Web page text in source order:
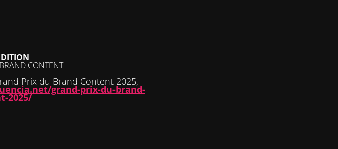
CONTENT
Prix du Brand Content 2025,
grand-prix-du-brand-
2025/